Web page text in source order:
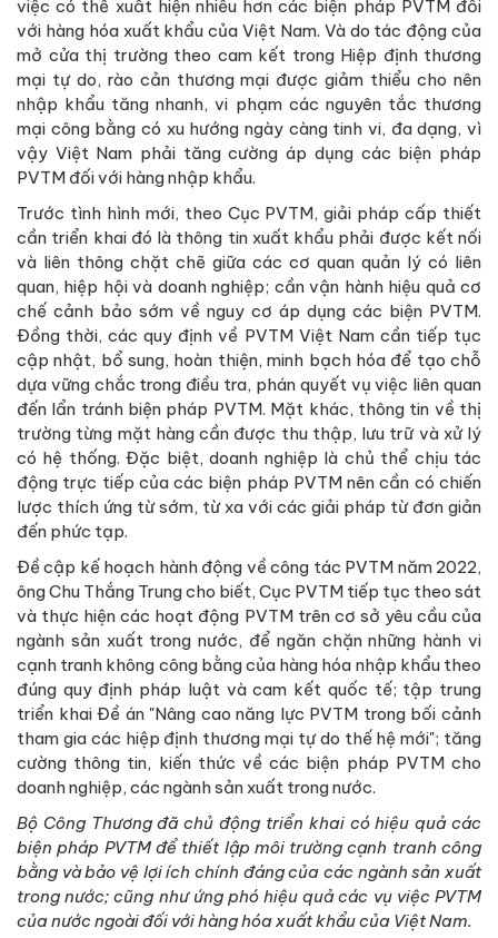
việc có thể xuất hiện nhiều hơn các biện pháp PVTM đối
với hàng hóa xuất khẩu của Việt Nam. Và do tác động của
mở cửa thị trường theo cam kết trong Hiệp định thương
mại tự do, rào cản thương mại được giảm thiểu cho nên
nhập khẩu tăng nhanh, vi phạm các nguyên tắc thương
mại công bằng có xu hướng ngày càng tinh vi, đa dạng, vì
vậy Việt Nam phải tăng cường áp dụng các biện pháp
PVTM đối với hàng nhập khẩu.
Trước tình hình mới, theo Cục PVTM, giải pháp cấp thiết
cần triển khai đó là thông tin xuất khẩu phải được kết nối
và liên thông chặt chẽ giữa các cơ quan quản lý có liên
quan, hiệp hội và doanh nghiệp; cần vận hành hiệu quả cơ
chế cảnh bảo sớm về nguy cơ áp dụng các biện PVTM.
Đồng thời, các quy định về PVTM Việt Nam cần tiếp tục
cập nhật, bổ sung, hoàn thiện, minh bạch hóa để tạo chỗ
dựa vững chắc trong điều tra, phán quyết vụ việc liên quan
đến lẩn tránh biện pháp PVTM. Mặt khác, thông tin về thị
trường từng mặt hàng cần được thu thập, lưu trữ và xử lý
có hệ thống. Đặc biệt, doanh nghiệp là chủ thể chịu tác
động trực tiếp của các biện pháp PVTM nên cần có chiến
lược thích ứng từ sớm, từ xa với các giải pháp từ đơn giản
đến phức tạp.
Đề cập kế hoạch hành động về công tác PVTM năm 2022,
ông Chu Thắng Trung cho biết, Cục PVTM tiếp tục theo sát
và thực hiện các hoạt động PVTM trên cơ sở yêu cầu của
ngành sản xuất trong nước, để ngăn chặn những hành vi
cạnh tranh không công bằng của hàng hóa nhập khẩu theo
đúng quy định pháp luật và cam kết quốc tế; tập trung
triển khai Đề án "Nâng cao năng lực PVTM trong bối cảnh
tham gia các hiệp định thương mại tự do thế hệ mới"; tăng
cường thông tin, kiến thức về các biện pháp PVTM cho
doanh nghiệp, các ngành sản xuất trong nước.
Bộ Công Thương đã chủ động triển khai có hiệu quả các
biện pháp PVTM để thiết lập môi trường cạnh tranh công
bằng và bảo vệ lợi ích chính đáng của các ngành sản xuất
trong nước; cũng như ứng phó hiệu quả các vụ việc PVTM
của nước ngoài đối với hàng hóa xuất khẩu của Việt Nam.